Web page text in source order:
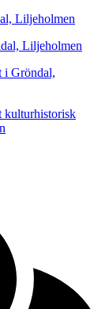
Liljeholmen
Liljeholmen
i Gröndal,
kulturhistorisk